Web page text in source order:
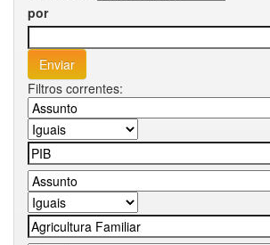
por
Filtros correntes: